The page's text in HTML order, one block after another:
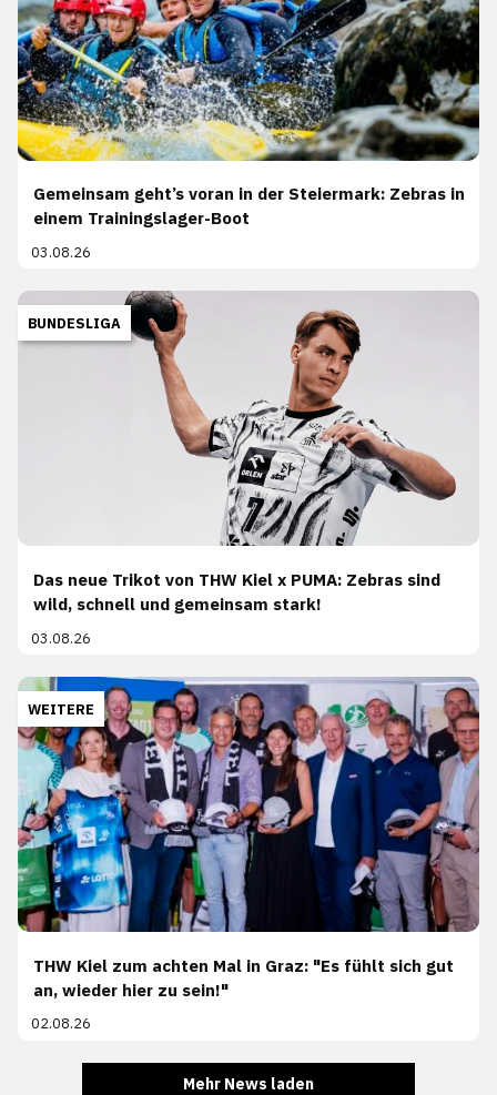
Gemeinsam geht’s voran in der Steiermark: Zebras in
einem Trainingslager-Boot
03.08.26
BUNDESLIGA
Das neue Trikot von THW Kiel x PUMA: Zebras sind
wild, schnell und gemeinsam stark!
03.08.26
WEITERE
THW Kiel zum achten Mal in Graz: "Es fühlt sich gut
an, wieder hier zu sein!"
02.08.26
Mehr News laden